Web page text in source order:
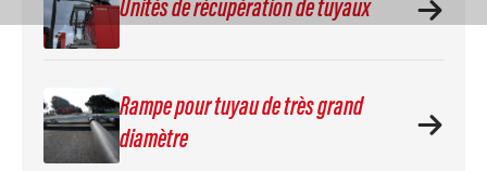
Unités de récupération de tuyaux
Rampe pour tuyau de très grand
diamètre